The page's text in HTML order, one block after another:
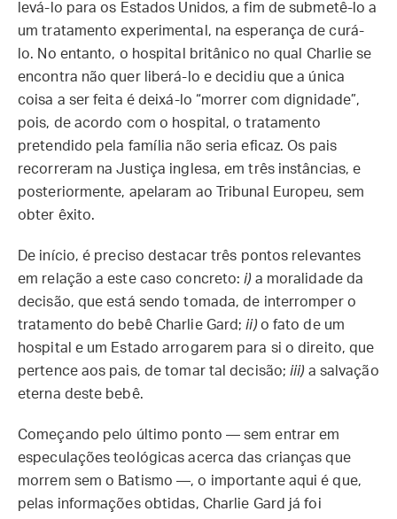
levá-lo para os Estados Unidos, a fim de submetê-lo a
um tratamento experimental, na esperança de curá-
lo. No entanto, o hospital britânico no qual Charlie se
encontra não quer liberá-lo e decidiu que a única
coisa a ser feita é deixá-lo “morrer com dignidade”,
pois, de acordo com o hospital, o tratamento
pretendido pela família não seria eficaz. Os pais
recorreram na Justiça inglesa, em três instâncias, e
posteriormente, apelaram ao Tribunal Europeu, sem
obter êxito.
De início, é preciso destacar três pontos relevantes
em relação a este caso concreto: i)a moralidade da
decisão, que está sendo tomada, de interromper o
tratamento do bebê Charlie Gard;ii)o fato de um
hospital e um Estado arrogarem para si o direito, que
pertence aos pais, de tomar tal decisão;iii)a salvação
eterna deste bebê.
Começando pelo último ponto — sem entrar em
especulações teológicas acerca das crianças que
morrem sem o Batismo —, o importante aqui é que,
pelas informações obtidas, Charlie Gard já foi